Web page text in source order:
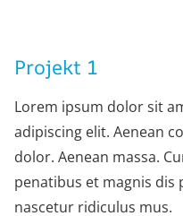
Projekt 1
Lorem ipsum dolor sit
adipiscing elit. Aenean
dolor. Aenean massa.
penatibus et magnis
nascetur ridiculus mus.